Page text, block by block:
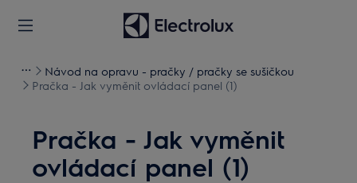
Návod na opravu - pračky / pračky se sušičkou
Pračka - Jak vyměnit ovládací panel (1)
Pračka - Jak vyměnit
ovládací panel (1)